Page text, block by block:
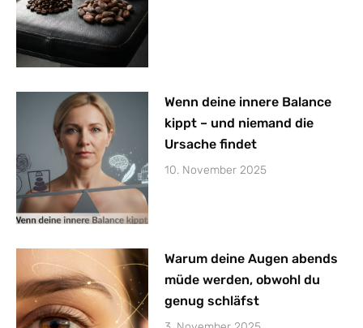
Wenn deine innere Balance
kippt – und niemand die
Ursache findet
10. November 2025
Warum deine Augen abends
müde werden, obwohl du
genug schläfst